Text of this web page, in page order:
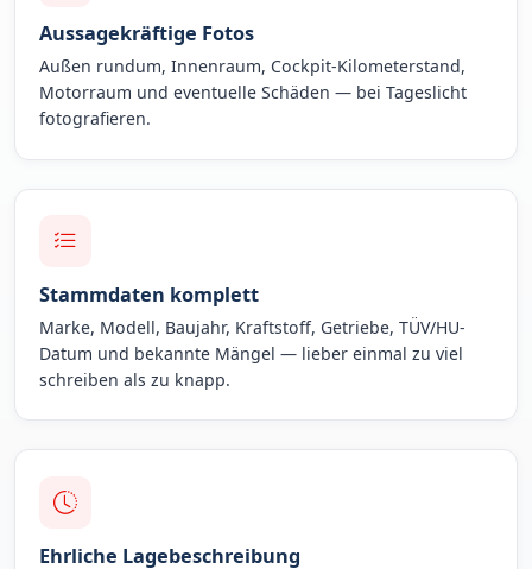
Aussagekräftige Fotos
Außen rundum, Innenraum, Cockpit-Kilometerstand,
Motorraum und eventuelle Schäden — bei Tageslicht
fotografieren.
Stammdaten komplett
Marke, Modell, Baujahr, Kraftstoff, Getriebe, TÜV/HU-
Datum und bekannte Mängel — lieber einmal zu viel
schreiben als zu knapp.
Ehrliche Lagebeschreibung